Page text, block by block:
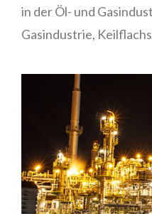
in der Öl- und
Gasindustrie,